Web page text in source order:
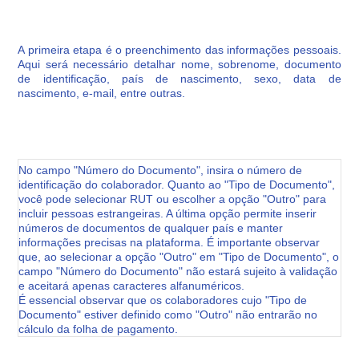
A primeira etapa é o preenchimento das informações pessoais.
Aqui será necessário detalhar nome, sobrenome, documento
de identificação, país de nascimento, sexo, data de
nascimento, e-mail, entre outras.
No campo "Número do Documento", insira o número de
identificação do colaborador. Quanto ao "Tipo de Documento",
você pode selecionar RUT ou escolher a opção "Outro" para
incluir pessoas estrangeiras. A última opção permite inserir
números de documentos de qualquer país e manter
informações precisas na plataforma. É importante observar
que, ao selecionar a opção "Outro" em "Tipo de Documento", o
campo "Número do Documento" não estará sujeito à validação
e aceitará apenas caracteres alfanuméricos.
É essencial observar que os colaboradores cujo "Tipo de
Documento" estiver definido como "Outro" não entrarão no
cálculo da folha de pagamento.